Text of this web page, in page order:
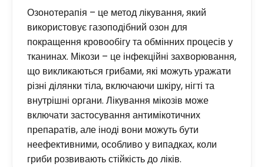
Озонотерапія – це метод лікування, який
використовує газоподібний озон для
покращення кровообігу та обмінних процесів у
тканинах. Мікози – це інфекційні захворювання,
що викликаються грибами, які можуть уражати
різні ділянки тіла, включаючи шкіру, нігті та
внутрішні органи. Лікування мікозів може
включати застосування антимікотичних
препаратів, але іноді вони можуть бути
неефективними, особливо у випадках, коли
гриби розвивають стійкість до ліків.